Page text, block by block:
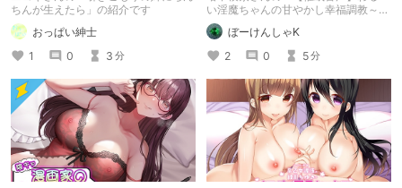
ちんが生えたら」の紹介です
おっぱい紳士
1
0 3 分
♡
い淫魔ちゃんの甘やかし幸福調教～ナ
デナデ&ハグで強制幸せイキ～』をレ
ビューしました。
ぼーけんしゃK
2
0 5分